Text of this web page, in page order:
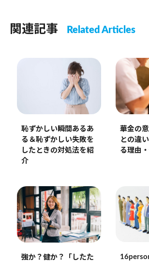
関連記事 Related Articles
恥ずかしい瞬間あるあ
る＆恥ずかしい失敗を
したときの対処法を紹
介
華金の
との違
る理由
強か？健か？「したた